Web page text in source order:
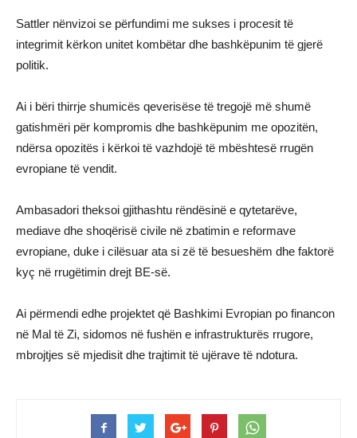
Sattler nënvizoi se përfundimi me sukses i procesit të
integrimit kërkon unitet kombëtar dhe bashkëpunim të gjerë
politik.
Ai i bëri thirrje shumicës qeverisëse të tregojë më shumë
gatishmëri për kompromis dhe bashkëpunim me opozitën,
ndërsa opozitës i kërkoi të vazhdojë të mbështesë rrugën
evropiane të vendit.
Ambasadori theksoi gjithashtu rëndësinë e qytetarëve,
mediave dhe shoqërisë civile në zbatimin e reformave
evropiane, duke i cilësuar ata si zë të besueshëm dhe faktorë
kyç në rrugëtimin drejt BE-së.
Ai përmendi edhe projektet që Bashkimi Evropian po financon
në Mal të Zi, sidomos në fushën e infrastrukturës rrugore,
mbrojtjes së mjedisit dhe trajtimit të ujërave të ndotura.